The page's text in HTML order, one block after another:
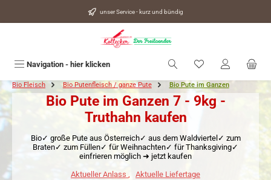
unser Service - kurz und bündig
Navigation - hier klicken Du hast 0
Bio Fleisch Bio Putenfleisch / ganze Pute Bio Pute im Ganzen
Bio Pute im Ganzen 7 - 9kg -
Truthahn kaufen
Bio✓ große Pute aus Österreich✓ aus dem Waldviertel✓ zum
Braten✓ zum Füllen✓ für Weihnachten✓ für Thanksgiving✓
einfrieren möglich ➜ jetzt kaufen
Aktueller Anlass
Aktuelle Liefertage